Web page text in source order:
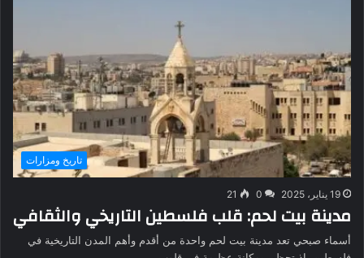
تاريخ ومزارات
19 يناير، 2025 0
21
مدينة بيت لحم: قلب فلسطين التاريخي والثقافي
أسماء صبحي تعد مدينة بيت لحم واحدة من أقدم وأهم المدن التاريخية في